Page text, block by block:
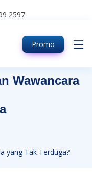
2597
Promo
Wawancara
yang Tak Terduga?